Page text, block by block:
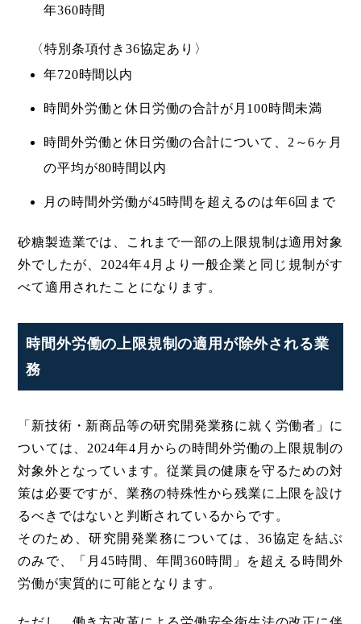
年360時間
〈特別条項付き36協定あり〉
年720時間以内
時間外労働と休日労働の合計が月100時間未満
時間外労働と休日労働の合計について、2～6ヶ月
の平均が80時間以内
月の時間外労働が45時間を超えるのは年6回まで
砂糖製造業では、これまで一部の上限規制は適用対象
外でしたが、2024年4月より一般企業と同じ規制がす
べて適用されたことになります。
時間外労働の上限規制の適用が除外される業
務
「新技術・新商品等の研究開発業務に就く労働者」に
ついては、2024年4月からの時間外労働の上限規制の
対象外となっています。従業員の健康を守るための対
策は必要ですが、業務の特殊性から残業に上限を設け
るべきではないと判断されているからです。
そのため、研究開発業務については、36協定を結ぶ
のみで、「月45時間、年間360時間」を超える時間外
労働が実質的に可能となります。